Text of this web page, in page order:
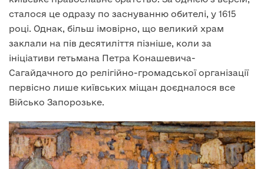
сталося це одразу по заснуванню обителі, у 1615
році. Однак, більш імовірно, що великий храм
заклали на пів десятиліття пізніше, коли за
ініціативи гетьмана Петра Конашевича-
Сагайдачного до релігійно-громадської організації
первісно лише київських міщан доєдналося все
Військо Запорозьке.